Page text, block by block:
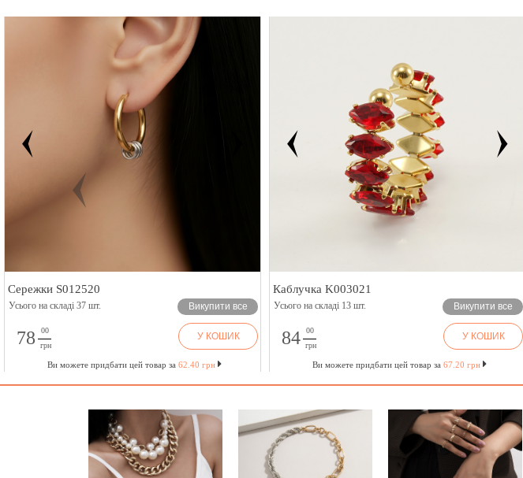
Сережки S012520
Усього на складі 37 шт. Викупити все
78
00
грн
У КОШИК
Ви можете придбати цей товар за 62.40 грн
Каблучка K003021
Усього на складі 13 шт. Викупити все
84
00
грн
У КОШИК
Ви можете придбати цей товар за 67.20 грн